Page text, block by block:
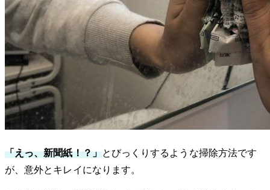
「えっ、新聞紙！？」とびっくりするような掃除方法です
が、意外とキレイになります。